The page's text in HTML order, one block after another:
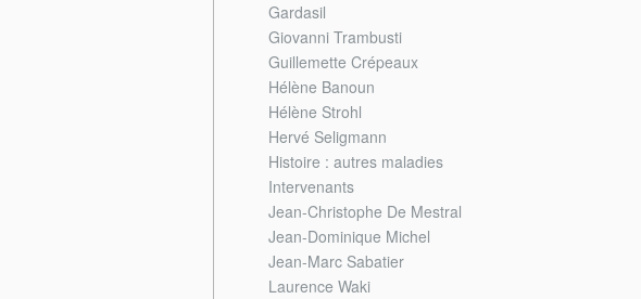
Gardasil
Giovanni Trambusti
Guillemette Crépeaux
Hélène Banoun
Hélène Strohl
Hervé Seligmann
Histoire : autres maladies
Intervenants
Jean-Christophe De Mestral
Jean-Dominique Michel
Jean-Marc Sabatier
Laurence Waki